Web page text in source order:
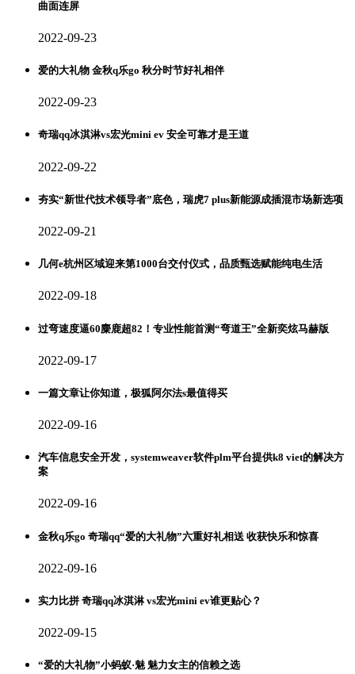
曲面连屏
2022-09-23
爱的大礼物 金秋q乐go 秋分时节好礼相伴
2022-09-23
奇瑞qq冰淇淋vs宏光mini ev 安全可靠才是王道
2022-09-22
夯实“新世代技术领导者”底色，瑞虎7 plus新能源成插混市场新选项
2022-09-21
几何e杭州区域迎来第1000台交付仪式，品质甄选赋能纯电生活
2022-09-18
过弯速度逼60麋鹿超82！专业性能首测“弯道王”全新奕炫马赫版
2022-09-17
一篇文章让你知道，极狐阿尔法s最值得买
2022-09-16
汽车信息安全开发，systemweaver软件plm平台提供k8 viet的解决方
案
2022-09-16
金秋q乐go 奇瑞qq“爱的大礼物”六重好礼相送 收获快乐和惊喜
2022-09-16
实力比拼 奇瑞qq冰淇淋 vs宏光mini ev谁更贴心？
2022-09-15
“爱的大礼物”小蚂蚁·魅 魅力女主的信赖之选